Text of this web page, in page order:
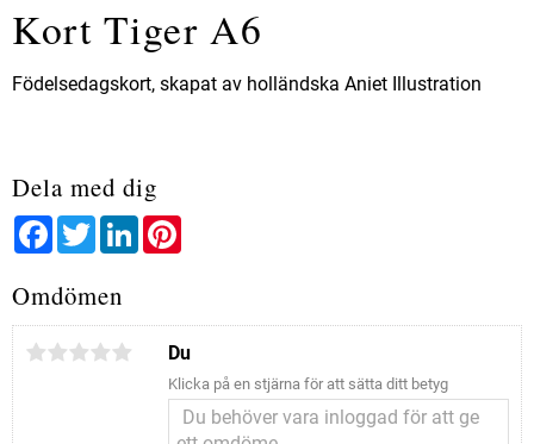
Kort Tiger A6
Födelsedagskort, skapat av holländska Aniet Illustration
Dela med dig
FacebookTwitterLinkedIn
Omdömen
Du
Klicka på en stjärna för att sätta ditt betyg